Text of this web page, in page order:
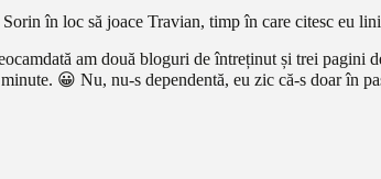
Sorin în loc să joace Travian, timp în care citesc eu
am două bloguri de întreținut și trei
😀 Nu, nu-s dependentă, eu zic că-s doar în